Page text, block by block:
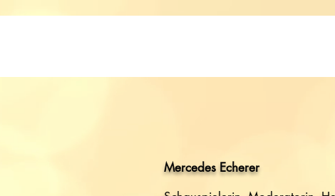
Mercedes Echerer